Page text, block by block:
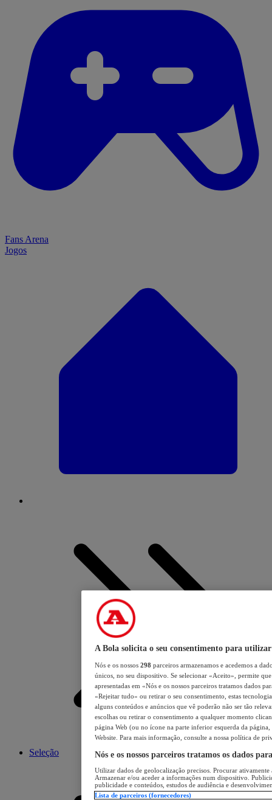
Fans Arena
Jogos
Seleção
A Bola solicita o seu consentimento para utilizar
Nós e os nossos 298 parceiros armazenamos e acedemos a
únicos, no seu dispositivo. Se selecionar «Aceito», permite
apresentadas em «Nós e os nossos parceiros tratamos dados
«Rejeitar tudo» ou retirar o seu consentimento, estas
alguns conteúdos e anúncios que vê poderão não ser tão
escolhas ou retirar o consentimento a qualquer momento
página Web (ou no ícone na parte inferior esquerda da página,
Website. Para mais informação, consulte a nossa política de
Nós e os nossos parceiros tratamos os dados
Utilizar dados de geolocalização precisos. Procurar
Armazenar e/ou aceder a informações num dispositivo.
publicidade e conteúdos, estudos de audiência e
Lista de parceiros (fornecedores)